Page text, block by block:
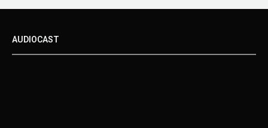
AUDIOCAST